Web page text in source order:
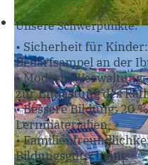
Unsere Schwerpunkte:
• Sicherheit für
Bedarfsampel an der
• Moderne
zur Entlastung des
• Bessere Bildung: 20
Lernmaterialien
•
Bildungsgutscheine